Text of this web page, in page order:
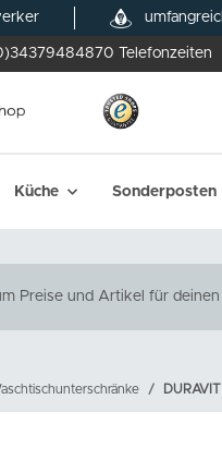
Telefonzeiten
Küche Sonderposten
Preise und Artikel für